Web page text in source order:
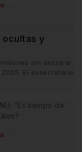
ocultas y
sin declarar
El exsecretario